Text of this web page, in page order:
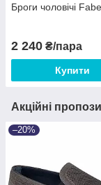
Броги чоловічі
2 240 ₴/пара
Купити
Акційні
–20%